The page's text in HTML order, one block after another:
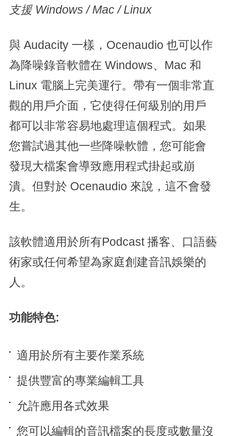
支援 Windows / Mac / Linux
與 Audacity 一樣，Ocenaudio 也可以作
為降噪錄音軟體在 Windows、Mac 和
Linux 電腦上完美運行。帶有一個非常直
觀的用戶介面，它使得任何級別的用戶
都可以非常容易地處理這個程式。如果
您嘗試過其他一些降噪軟體，您可能會
發現大檔案會導致應用程式掛起或崩
潰。但對於 Ocenaudio 來說，這不會發
生。
該軟體適用於所有Podcast 播客、口語藝
術家或任何希望為家庭創建音訊娛樂的
人。
功能特色:
適用於所有主要作業系統
提供豐富的專業編輯工具
允許應用各式效果
您可以編輯的音訊檔案的長度或數量沒